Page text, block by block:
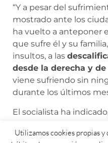
“Y a pesar del
mostrado ante los
ha vuelto a anteponer
que sufre él y su
insultos, a las
desde la derecha y
viene sufriendo sin
durante los últimos
El socialista ha
ciudadanos,
Utilizamos cookies propias y